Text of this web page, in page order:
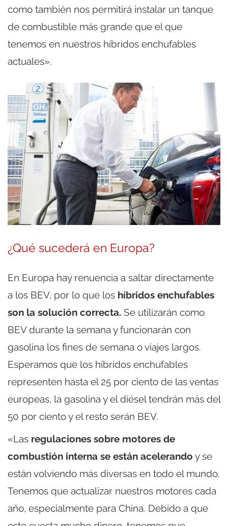
como también nos permitirá instalar un tanque
de combustible más grande que el que
tenemos en nuestros híbridos enchufables
actuales».
¿Qué sucederá en Europa?
En Europa hay renuencia a saltar directamente
a los BEV, por lo que los híbridos enchufables
son la solución correcta. Se utilizarán como
BEV durante la semana y funcionarán con
gasolina los fines de semana o viajes largos.
Esperamos que los híbridos enchufables
representen hasta el 25 por ciento de las ventas
europeas, la gasolina y el diésel tendrán más del
50 por ciento y el resto serán BEV.
«Las regulaciones sobre motores de
combustión interna se están acelerando y se
están volviendo más diversas en todo el mundo.
Tenemos que actualizar nuestros motores cada
año, especialmente para China. Debido a que